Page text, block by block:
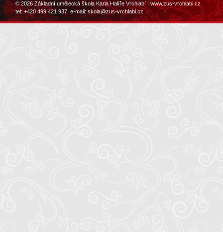
© 2026 Základní umělecká škola Karla Halíře Vrchlabí |www.zus-vrchlabi.cz
tel: +420 499 421 937, e-mail:skola@zus-vrchlabi.cz